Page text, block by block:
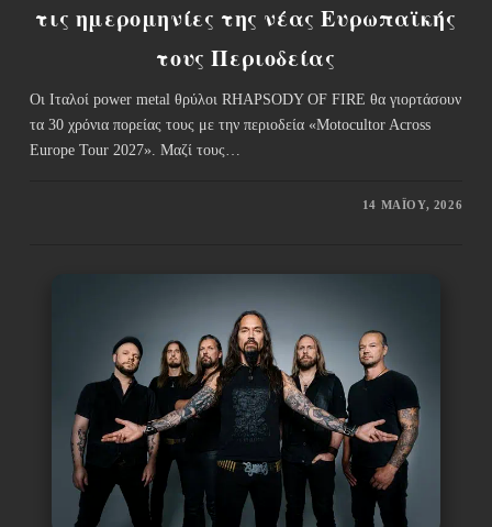
τις ημερομηνίες της νέας Ευρωπαϊκής
τους Περιοδείας
Οι Ιταλοί power metal θρύλοι RHAPSODY OF FIRE θα γιορτάσουν
τα 30 χρόνια πορείας τους με την περιοδεία «Motocultor Across
Europe Tour 2027». Μαζί τους…
14 ΜΑΪ́ΟΥ, 2026